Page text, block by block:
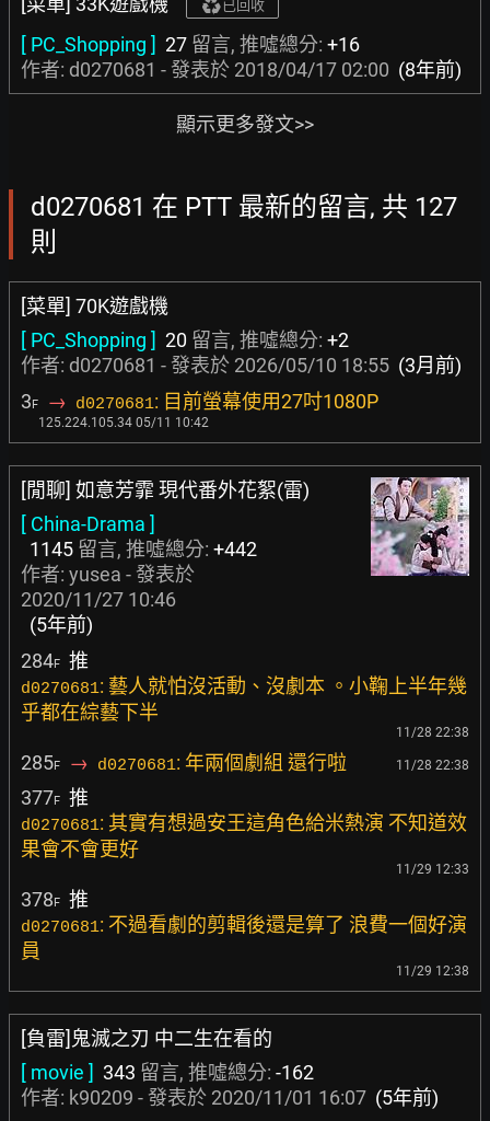
已回收
[ PC_Shopping ] 27 留言, 推噓總分: +16
作者: d0270681 - 發表於 2018/04/17 02:00 (8年前)
顯示更多發文>>
d0270681 在 PTT 最新的留言, 共 127
則
[菜單] 70K遊戲機
[ PC_Shopping ] 20 留言, 推噓總分: +2
作者: d0270681 - 發表於 2026/05/10 18:55 (3月前)
3F → d0270681: 目前螢幕使用27吋1080P
125.224.105.34 05/11 10:42
[閒聊] 如意芳霏 現代番外花絮(雷)
[ China-Drama ]
1145 留言, 推噓總分: +442
作者: yusea - 發表於
2020/11/27 10:46
(5年前)
284F 推
d0270681: 藝人就怕沒活動、沒劇本 。小鞠上半年幾
乎都在綜藝下半
11/28 22:38
285F → d0270681: 年兩個劇組 還行啦 11/28 22:38
377F 推
d0270681: 其實有想過安王這角色給米熱演 不知道效
果會不會更好
11/29 12:33
378F 推
d0270681: 不過看劇的剪輯後還是算了 浪費一個好演
員
11/29 12:38
[負雷]鬼滅之刃 中二生在看的
[ movie ] 343 留言, 推噓總分: -162
作者: k90209 - 發表於 2020/11/01 16:07 (5年前)